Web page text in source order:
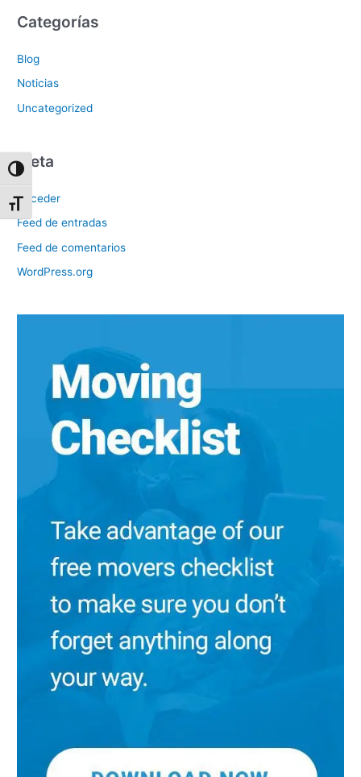
Toggle High Contrast
Toggle Font size
Categorías
Blog
Noticias
Uncategorized
Meta
Acceder
Feed de entradas
Feed de comentarios
WordPress.org